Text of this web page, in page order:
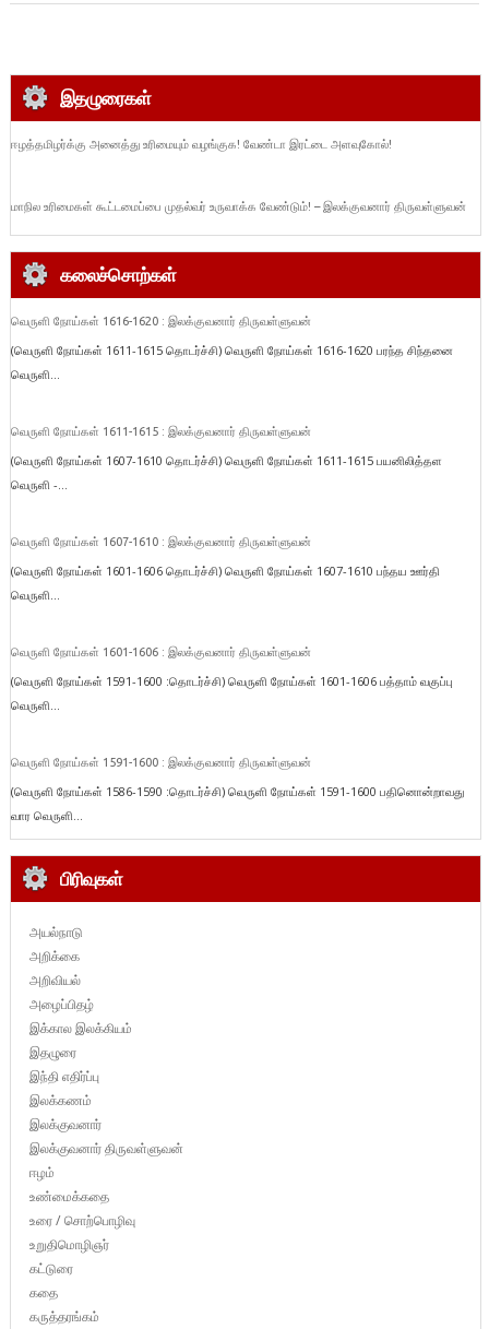
இதழுரைகள்
ஈழத்தமிழர்க்கு அனைத்து உரிமையும் வழங்குக! வேண்டா இரட்டை அளவுகோல்!
மாநில உரிமைகள் கூட்டமைப்பை முதல்வர் உருவாக்க வேண்டும்! – இலக்குவனார் திருவள்ளுவன்
கலைச்சொற்கள்
வெருளி நோய்கள் 1616-1620 : இலக்குவனார் திருவள்ளுவன்
(வெருளி நோய்கள் 1611-1615 தொடர்ச்சி) வெருளி நோய்கள் 1616-1620 பரந்த சிந்தனை
வெருளி...
வெருளி நோய்கள் 1611-1615 : இலக்குவனார் திருவள்ளுவன்
(வெருளி நோய்கள் 1607-1610 தொடர்ச்சி) வெருளி நோய்கள் 1611-1615 பயனிலித்தள
வெருளி -...
வெருளி நோய்கள் 1607-1610 : இலக்குவனார் திருவள்ளுவன்
(வெருளி நோய்கள் 1601-1606 தொடர்ச்சி) வெருளி நோய்கள் 1607-1610 பந்தய ஊர்தி
வெருளி...
வெருளி நோய்கள் 1601-1606 : இலக்குவனார் திருவள்ளுவன்
(வெருளி நோய்கள் 1591-1600 :தொடர்ச்சி) வெருளி நோய்கள் 1601-1606 பத்தாம் வகுப்பு
வெருளி...
வெருளி நோய்கள் 1591-1600 : இலக்குவனார் திருவள்ளுவன்
(வெருளி நோய்கள் 1586-1590 :தொடர்ச்சி) வெருளி நோய்கள் 1591-1600 பதினொன்றாவது
வார வெருளி...
பிரிவுகள்
அயல்நாடு
அறிக்கை
அறிவியல்
அழைப்பிதழ்
இக்கால இலக்கியம்
இதழுரை
இந்தி எதிர்ப்பு
இலக்கணம்
இலக்குவனார்
இலக்குவனார் திருவள்ளுவன்
ஈழம்
உண்மைக்கதை
உரை / சொற்பொழிவு
உறுதிமொழிஞர்
கட்டுரை
கதை
கருத்தரங்கம்